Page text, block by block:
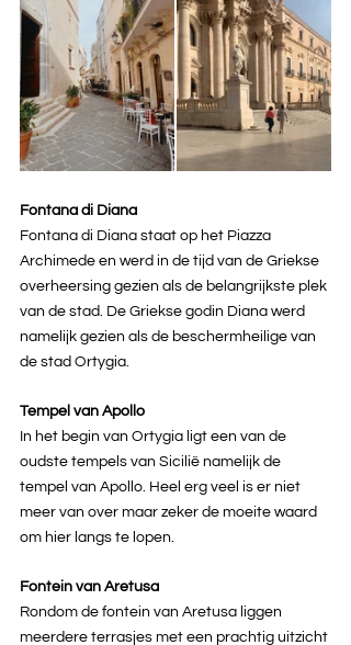
Fontana di Diana
Fontana di Diana staat op het Piazza
Archimede en werd in de tijd van de Griekse
overheersing gezien als de belangrijkste plek
van de stad. De Griekse godin Diana werd
namelijk gezien als de beschermheilige van
de stad Ortygia.
Tempel van Apollo
In het begin van Ortygia ligt een van de
oudste tempels van Sicilië namelijk de
tempel van Apollo. Heel erg veel is er niet
meer van over maar zeker de moeite waard
om hier langs te lopen.
Fontein van Aretusa
Rondom de fontein van Aretusa liggen
meerdere terrasjes met een prachtig uitzicht